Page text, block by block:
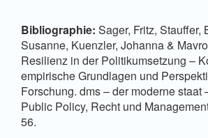
Bibliographie: Sager, Fritz, Stauffer,
Susanne, Kuenzler, Johanna &
Resilienz in der Politikumsetzung –
empirische Grundlagen und
Forschung. dms – der moderne staat
Public Policy, Recht und
56.